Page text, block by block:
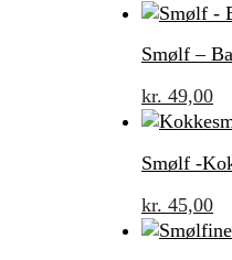
Smølf –
kr. 49,00
Smølf -
kr. 45,00